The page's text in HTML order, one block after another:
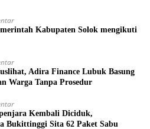
Kabupaten Solok mengikuti
Adira Finance Lubuk Basung
Warga Tanpa Prosedur
Kembali Diciduk,
Bukittinggi Sita 62 Paket Sabu